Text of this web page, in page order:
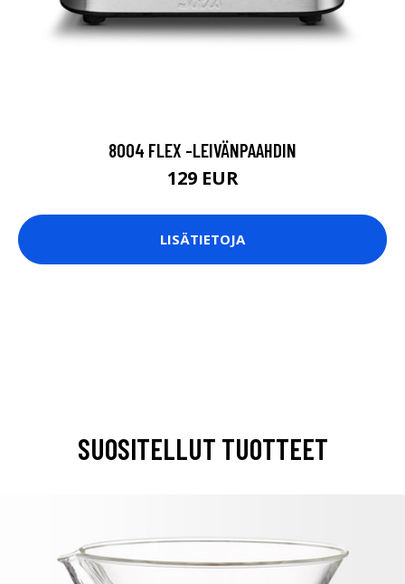
8004 FLEX -LEIVÄNPAAHDIN
129 EUR
LISÄTIETOJA
SUOSITELLUT TUOTTEET